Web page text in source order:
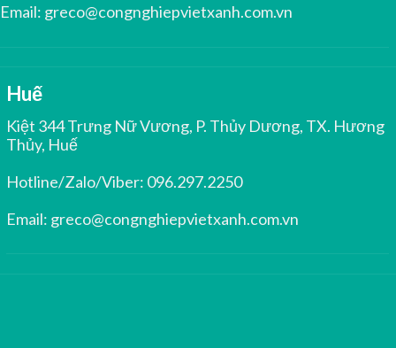
Email: greco@congnghiepvietxanh.com.vn
Huế
Kiệt 344 Trưng Nữ Vương, P. Thủy Dương, TX. Hương
Thủy, Huế
Hotline/Zalo/Viber: 096.297.2250
Email: greco@congnghiepvietxanh.com.vn